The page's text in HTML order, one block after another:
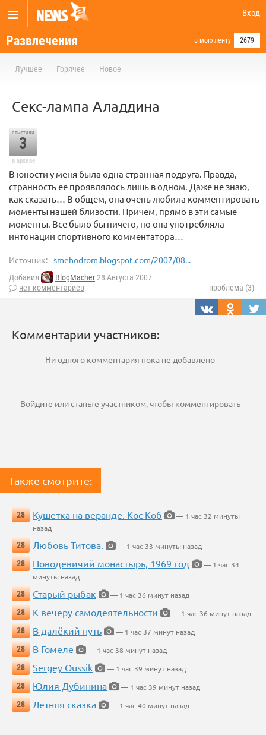
Вход
Развлечения в мою ленту 2679
Лучшее Горячее Новое
Секс-лампа Аладдина
отметили
3
в архиве
В юности у меня была одна странная подруга. Правда,
странность ее проявлялось лишь в одном. Даже не знаю,
как сказать… В общем, она очень любила комментировать
моменты нашей близости. Причем, прямо в эти самые
моменты. Все было бы ничего, но она употребляла
интонации спортивного комментатора…
Источник: smehodrom.blogspot.com/2007/08...
Добавил BlogMacher28 Августа 2007
нет комментариев
проблема (3)
Комментарии участников:
Ни одного комментария пока не добавлено
Войдите илистаньте участником, чтобы комментировать
Также смотрите:
28 Кушетка на веранде. Кос Коб
— 1 час 32 минуты
назад
28
Любовь Титова.
— 1 час 33 минуты назад
28
Новодевичий монастырь, 1969 год
— 1 час 34
минуты назад
28
Старый рыбак
— 1 час 36 минут назад
28
К вечеру самодеятельности
— 1 час 36 минут назад
28
В далёкий путь
— 1 час 37 минут назад
28
В Гомеле
— 1 час 38 минут назад
28
Sergey Oussik
— 1 час 39 минут назад
28
Юлия Дубинина
— 1 час 39 минут назад
28
Летняя сказка — 1 час 40 минут назад